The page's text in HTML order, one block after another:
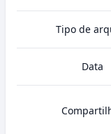
Tipo de
Data